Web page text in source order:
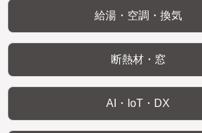
給湯・空調・換気
断熱材・窓
AI・IoT・DX